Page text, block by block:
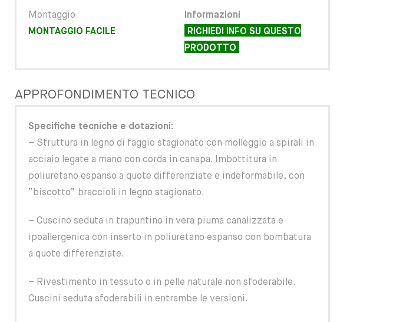
Montaggio
MONTAGGIO FACILE
Informazioni
RICHIEDI INFO SU QUESTO
PRODOTTO
APPROFONDIMENTO TECNICO
Specifiche tecniche e dotazioni:
– Struttura in legno di faggio stagionato con molleggio a spirali in
acciaio legate a mano con corda in canapa. Imbottitura in
poliuretano espanso a quote differenziate e indeformabile, con
“biscotto” braccioli in legno stagionato.
– Cuscino seduta in trapuntino in vera piuma canalizzata e
ipoallergenica con inserto in poliuretano espanso con bombatura
a quote differenziate.
– Rivestimento in tessuto o in pelle naturale non sfoderabile.
Cuscini seduta sfoderabili in entrambe le versioni.